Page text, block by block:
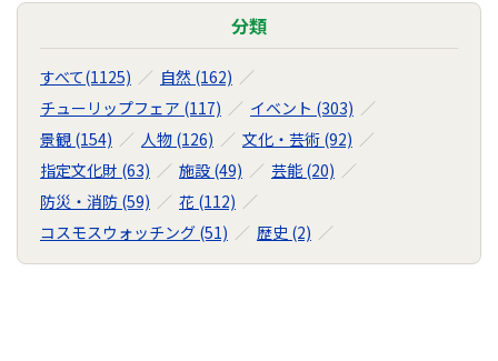
イ
ョ
分類
すべて(1125)
自然 (162)
チューリップフェア (117)
イベント (303)
景観 (154)
人物 (126)
文化・芸術 (92)
指定文化財 (63)
施設 (49)
芸能 (20)
防災・消防 (59)
花 (112)
コスモスウォッチング (51)
歴史 (2)